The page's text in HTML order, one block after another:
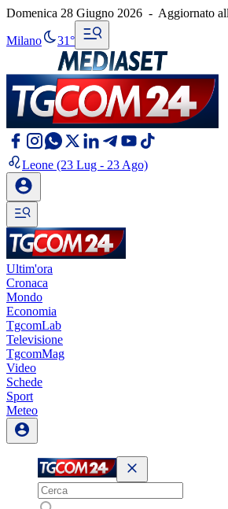
Domenica 28 Giugno 2026 - Aggiornato
Milano 31°
Leone (23 Lug - 23 Ago)
Ultim'ora
Cronaca
Mondo
Economia
TgcomLab
Televisione
TgcomMag
Video
Schede
Sport
Meteo